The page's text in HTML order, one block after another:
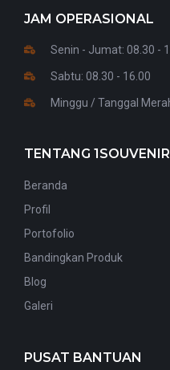
JAM OPERASIONAL
Senin - Jumat: 08.30 -
Sabtu: 08.30 - 16.00
Minggu / Tanggal
TENTANG 1SOUVENIR
Beranda
Profil
Portofolio
Bandingkan Produk
Blog
Galeri
PUSAT BANTUAN